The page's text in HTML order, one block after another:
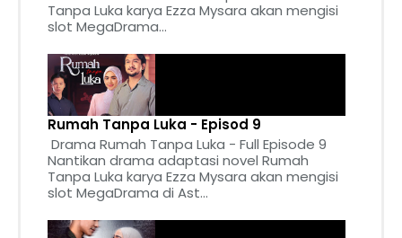
Tanpa Luka karya Ezza Mysara akan mengisi
slot MegaDrama...
Rumah Tanpa Luka - Episod 9
Drama Rumah Tanpa Luka - Full Episode 9
Nantikan drama adaptasi novel Rumah
Tanpa Luka karya Ezza Mysara akan mengisi
slot MegaDrama di Ast...